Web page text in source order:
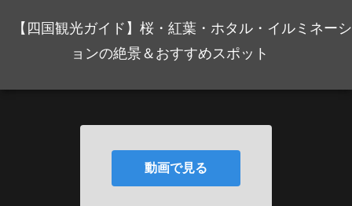
【四国観光ガイド】桜・紅葉・ホタル・イルミネーシ
ョンの絶景＆おすすめスポット
動画で見る